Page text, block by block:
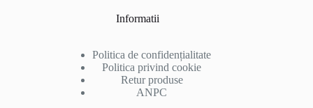
Informatii
Politica de confidențialitate
Politica privind cookie
Retur produse
ANPC